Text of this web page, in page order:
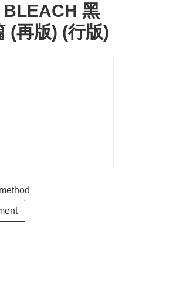
BLEACH 黑
(再版) (行版)